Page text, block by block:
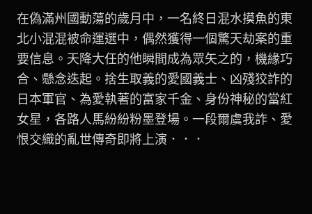
在偽滿州國動蕩的歲月中，一名終日混水摸魚的東
北小混混被命運選中，偶然獲得一個驚天劫案的重
要信息。天降大任的他瞬間成為眾矢之的，機緣巧
合、懸念迭起。捨生取義的愛國義士、凶殘狡詐的
日本軍官、為愛執著的富家千金、身份神秘的當紅
女星，各路人馬紛紛粉墨登場。一段爾虞我詐、愛
恨交織的亂世傳奇即將上演．．．